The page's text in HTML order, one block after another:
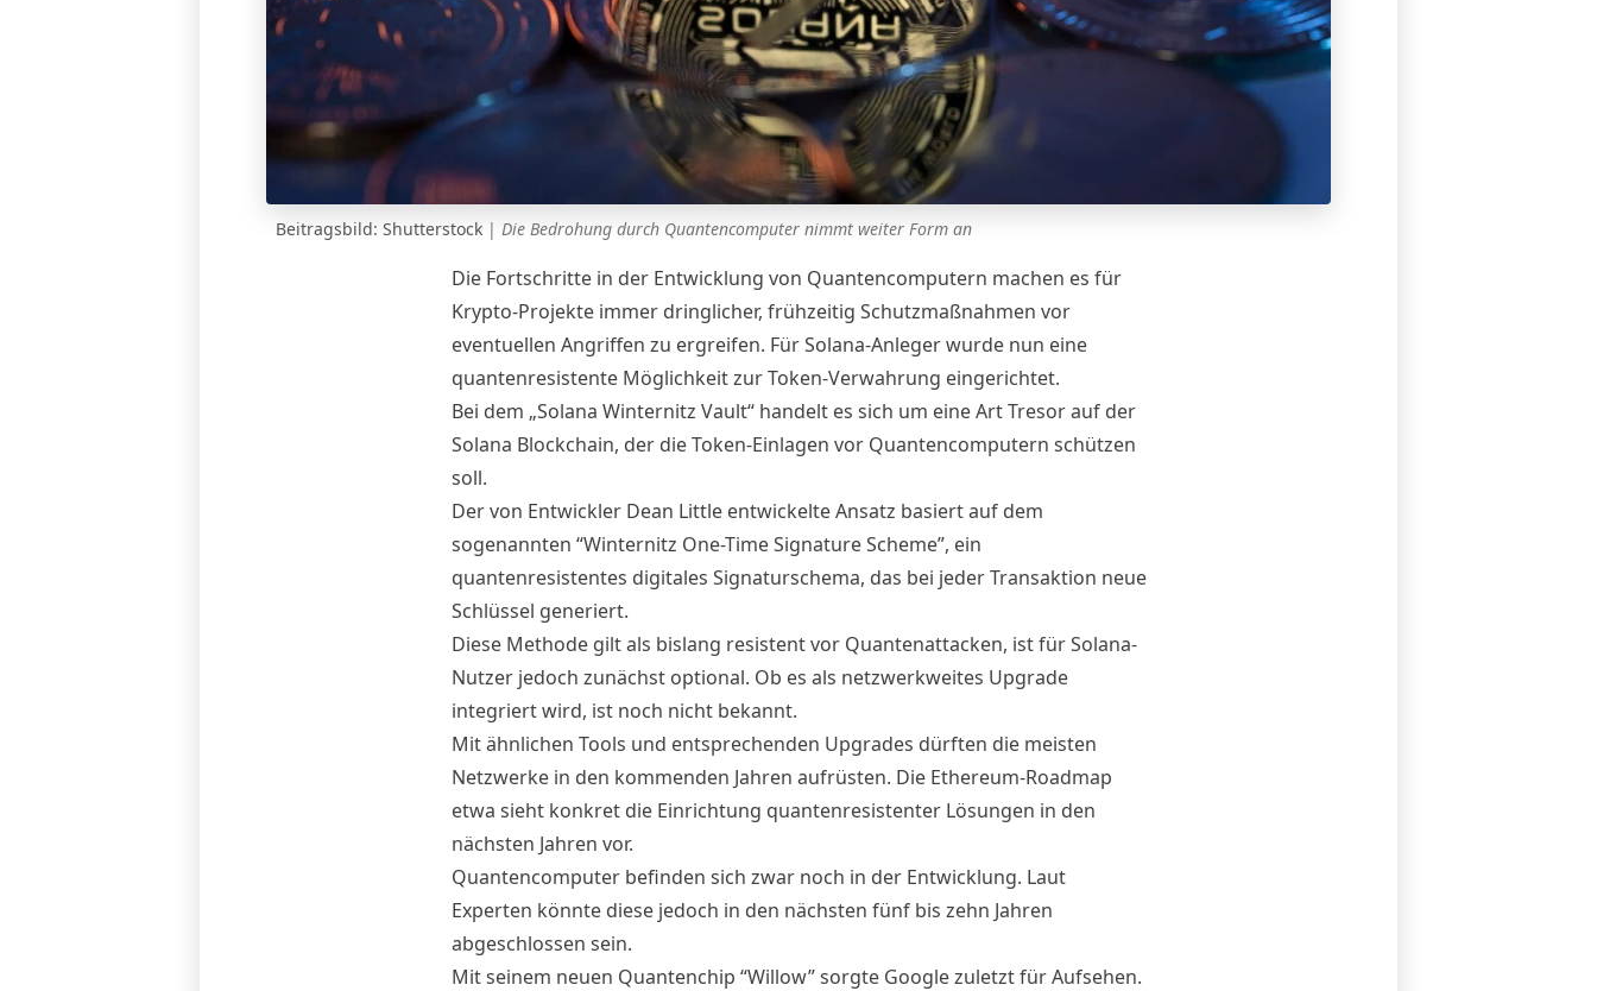
Beitragsbild: Shutterstock | Die Bedrohung durch Quantencomputer nimmt weiter Form an
Die Fortschritte in der Entwicklung von Quantencomputern machen es für
Krypto-Projekte immer dringlicher, frühzeitig Schutzmaßnahmen vor
eventuellen Angriffen zu ergreifen. Für Solana-Anleger wurde nun eine
quantenresistente Möglichkeit zur Token-Verwahrung eingerichtet.
Bei dem „Solana Winternitz Vault“ handelt es sich um eine Art Tresor auf der
Solana Blockchain, der die Token-Einlagen vor Quantencomputern schützen
soll.
Der von Entwickler Dean Little entwickelte Ansatz basiert auf dem
sogenannten “Winternitz One-Time Signature Scheme”, ein
quantenresistentes digitales Signaturschema, das bei jeder Transaktion neue
Schlüssel generiert.
Diese Methode gilt als bislang resistent vor Quantenattacken, ist für Solana-
Nutzer jedoch zunächst optional. Ob es als netzwerkweites Upgrade
integriert wird, ist noch nicht bekannt.
Mit ähnlichen Tools und entsprechenden Upgrades dürften die meisten
Netzwerke in den kommenden Jahren aufrüsten. Die Ethereum-Roadmap
etwa sieht konkret die Einrichtung quantenresistenter Lösungen in den
nächsten Jahren vor.
Quantencomputer befinden sich zwar noch in der Entwicklung. Laut
Experten könnte diese jedoch in den nächsten fünf bis zehn Jahren
abgeschlossen sein.
Mit seinem neuen Quantenchip “Willow” sorgte Google zuletzt für Aufsehen.